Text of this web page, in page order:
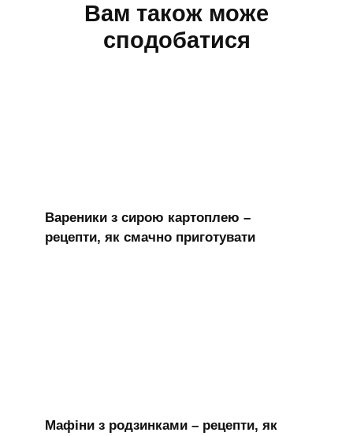
Вам також може
сподобатися
Вареники з сирою картоплею –
рецепти, як смачно приготувати
Мафіни з родзинками – рецепти, як